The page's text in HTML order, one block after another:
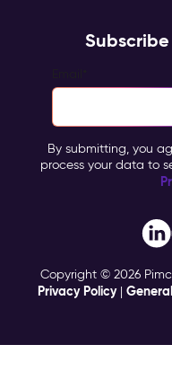
By submitting, you
process your data to
Copyright © 2026
Privacy Policy|